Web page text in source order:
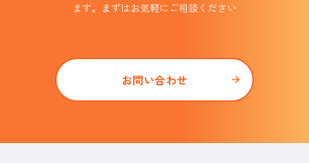
ます。まずはお気軽にご相談ください
お問い合わせ